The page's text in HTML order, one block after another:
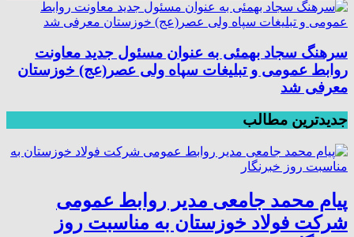
سرهنگ سجاد بهمئی به عنوان مسئول جدید معاونت
روابط عمومی و تبلیغات سپاه ولی عصر(عج) خوزستان
معرفی شد
جدیدترین مطالب
پیام محمد جامعی مدیر روابط عمومی
شرکت فولاد خوزستان به مناسبت روز